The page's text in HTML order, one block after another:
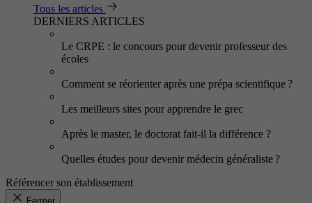
Tous les articles
DERNIERS ARTICLES
Le CRPE : le concours pour devenir professeur des
écoles
Comment se réorienter après une prépa scientifique ?
Les meilleurs sites pour apprendre le grec
Après le master, le doctorat fait-il la différence ?
Quelles études pour devenir médecin généraliste ?
Référencer son établissement
Fermer